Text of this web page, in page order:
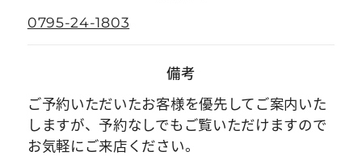
0795-24-1803
備考
ご予約いただいたお客様を優先してご案内いた
しますが、予約なしでもご覧いただけますので
お気軽にご来店ください。